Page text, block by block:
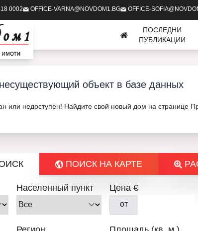
0002 OFFICE-VARNA@NOVDOM1.BG OFFICE-
ПОСЛЕДНИ
ПУБЛИКАЦИИ
объект в базе данных
или недоступен! Найдите свой новый дом на странице
ПОИСК НА КАРТЕ
Населенный пункт Цена €
от